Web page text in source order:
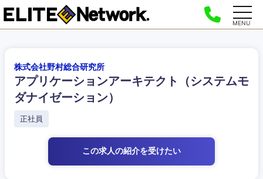
MENU
株式会社野村総合研究所
アプリケーションアーキテクト（システムモ
ダナイゼーション）
正社員
この求人の紹介を受けたい